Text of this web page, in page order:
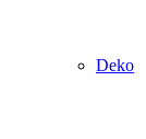
Deko